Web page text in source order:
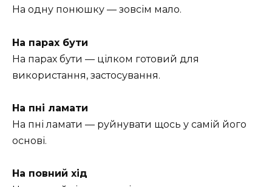
На одну понюшку — зовсім мало.
На парах бути
На парах бути — цілком готовий для
використання, застосування.
На пні ламати
На пні ламати — руйнувати щось у самій його
основі.
На повний хід